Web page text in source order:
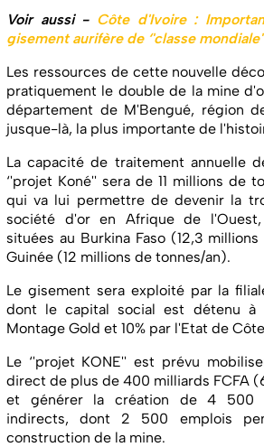
Voir aussi - Côte d'Ivoire :
gisement aurifère de ‘'classe mondiale''
Les ressources de cette nouvelle
pratiquement le double de la mine
département de M'Bengué, région
jusque-là, la plus importante de
La capacité de traitement annuelle
‘'projet Koné'' sera de 11 millions de
qui va lui permettre de devenir la
société d'or en Afrique de
situées au Burkina Faso (12,3
Guinée (12 millions de tonnes/an).
Le gisement sera exploité par la
dont le capital social est détenu à
Montage Gold et 10% par l'Etat de
Le ‘'projet KONE'' est prévu
direct de plus de 400 milliards FCFA
et générer la création de 4 500
indirects, dont 2 500 emplois
construction de la mine.